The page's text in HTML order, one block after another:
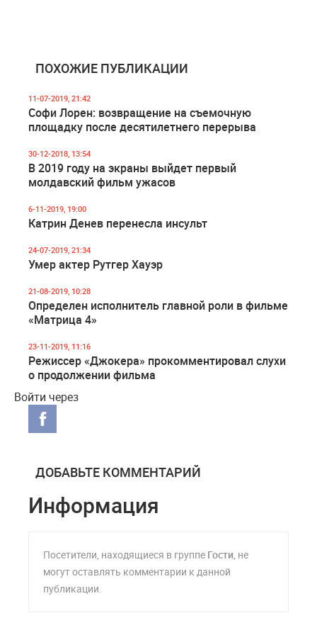
ПОХОЖИЕ ПУБЛИКАЦИИ
11-07-2019, 21:42
Софи Лорен: возвращение на съемочную
площадку после десятилетнего перерыва
30-12-2018, 13:54
В 2019 году на экраны выйдет первый
молдавский фильм ужасов
6-11-2019, 19:00
Катрин Денев перенесла инсульт
24-07-2019, 21:34
Умер актер Рутгер Хауэр
21-08-2019, 10:28
Определен исполнитель главной роли в фильме
«Матрица 4»
23-11-2019, 11:16
Режиссер «Джокера» прокомментировал слухи
о продолжении фильма
Войти через
ДОБАВЬТЕ КОММЕНТАРИЙ
Информация
Посетители, находящиеся в группе Гости, не
могут оставлять комментарии к данной
публикации.